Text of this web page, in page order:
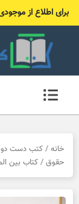
برای اطلاع از موجودی، عکس کتاب رو
خانه / کتب دست دو
حقوق/ کتاب بین